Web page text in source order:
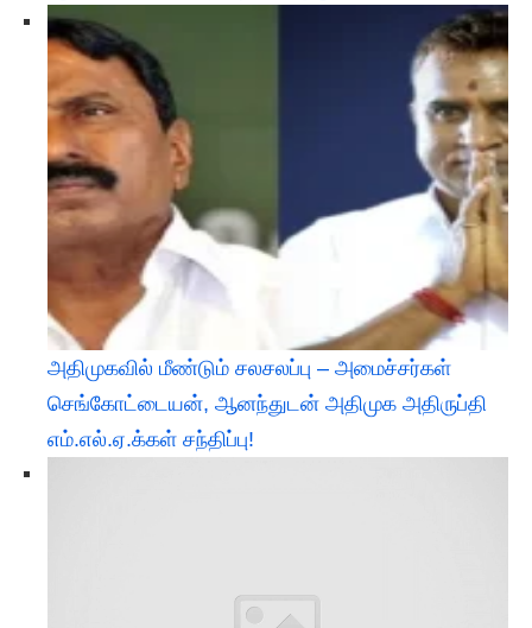
அதிமுகவில் மீண்டும் சலசலப்பு – அமைச்சர்கள்
செங்கோட்டையன், ஆனந்துடன் அதிமுக அதிருப்தி
எம்.எல்.ஏ.க்கள் சந்திப்பு!